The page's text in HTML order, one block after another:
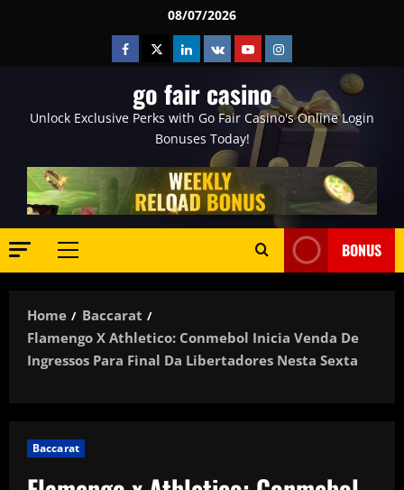
08/07/2026
Facebook
TwitterLinkedin
VK YoutubeInstagram
go fair casino
Unlock Exclusive Perks with Go Fair Casino's Online Login
Bonuses Today!
Primary
BONUS
Home
Baccarat
Flamengo X Athletico: Conmebol Inicia Venda De
Ingressos Para Final Da Libertadores Nesta Sexta
Baccarat